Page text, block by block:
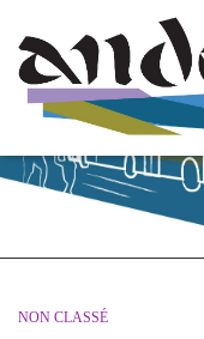
NON CLASSÉ